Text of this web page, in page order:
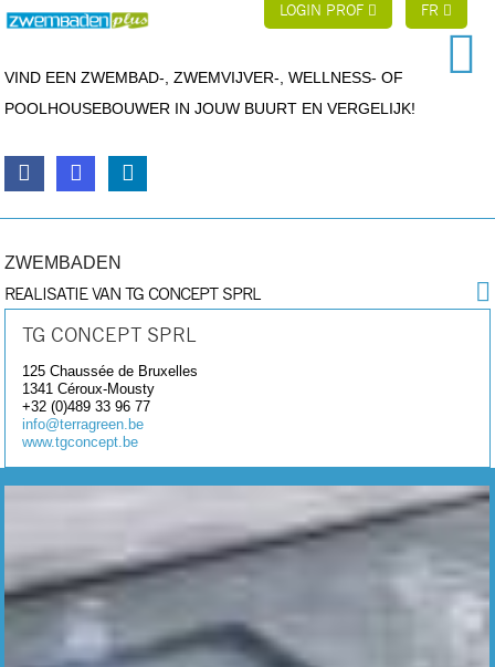
LOGIN PROF FR
VIND EEN ZWEMBAD-, ZWEMVIJVER-, WELLNESS- OF
POOLHOUSEBOUWER IN JOUW BUURT EN VERGELIJK!
ZWEMBADEN
REALISATIE VAN TG CONCEPT SPRL
TG CONCEPT SPRL
125 Chaussée de Bruxelles
1341Céroux-Mousty
+32 (0)489 33 96 77
info@terragreen.be
www.tgconcept.be